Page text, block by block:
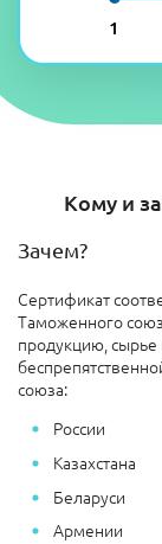
1
Кому и
Зачем?
Сертификат
Таможенного
продукцию,
союза:
России
Казахстана
Беларуси
Армении